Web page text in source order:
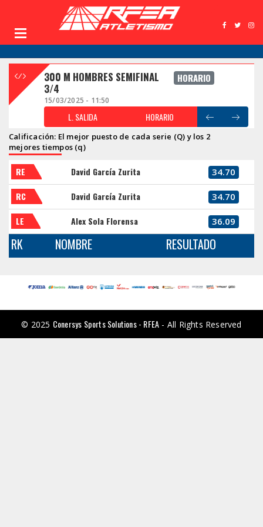
300 M HOMBRES SEMIFINAL
3/4
HORARIO
15/03/2025 - 11:50
L. SALIDA HORARIO
Calificación: El mejor puesto de cada serie (Q) y los 2
mejores tiempos (q)
RE David García Zurita 34.70
RC David García Zurita 34.70
LE Alex Sola Florensa 36.09
RK NOMBRE RESULTADO
© 2025 Conersys Sports Solutions - RFEA - All Rights Reserved